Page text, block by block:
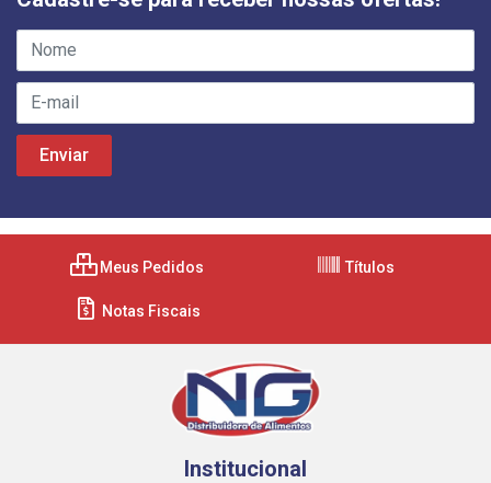
Meus Pedidos Títulos
Notas Fiscais
Institucional